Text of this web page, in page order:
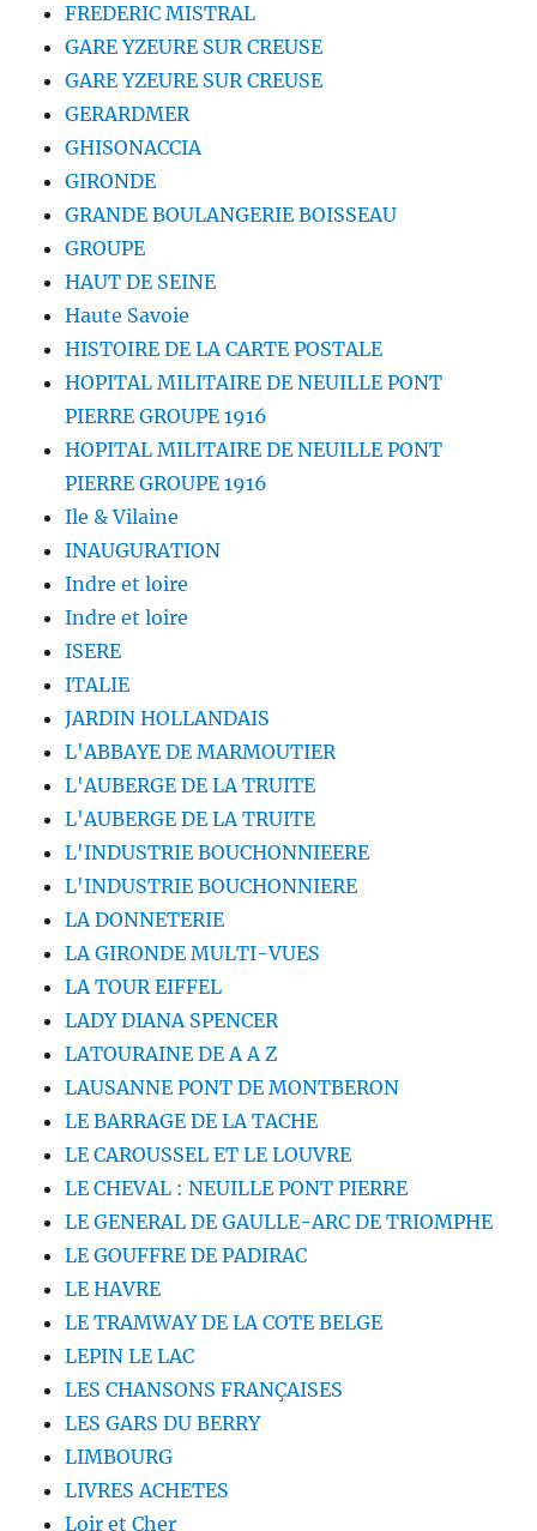
FREDERIC MISTRAL
GARE YZEURE SUR CREUSE
GARE YZEURE SUR CREUSE
GERARDMER
GHISONACCIA
GIRONDE
GRANDE BOULANGERIE BOISSEAU
GROUPE
HAUT DE SEINE
Haute Savoie
HISTOIRE DE LA CARTE POSTALE
HOPITAL MILITAIRE DE NEUILLE PONT
PIERRE GROUPE 1916
HOPITAL MILITAIRE DE NEUILLE PONT
PIERRE GROUPE 1916
Ile & Vilaine
INAUGURATION
Indre et loire
Indre et loire
ISERE
ITALIE
JARDIN HOLLANDAIS
L'ABBAYE DE MARMOUTIER
L'AUBERGE DE LA TRUITE
L'AUBERGE DE LA TRUITE
L'INDUSTRIE BOUCHONNIEERE
L'INDUSTRIE BOUCHONNIERE
LA DONNETERIE
LA GIRONDE MULTI-VUES
LA TOUR EIFFEL
LADY DIANA SPENCER
LATOURAINE DE A A Z
LAUSANNE PONT DE MONTBERON
LE BARRAGE DE LA TACHE
LE CAROUSSEL ET LE LOUVRE
LE CHEVAL : NEUILLE PONT PIERRE
LE GENERAL DE GAULLE-ARC DE TRIOMPHE
LE GOUFFRE DE PADIRAC
LE HAVRE
LE TRAMWAY DE LA COTE BELGE
LEPIN LE LAC
LES CHANSONS FRANÇAISES
LES GARS DU BERRY
LIMBOURG
LIVRES ACHETES
Loir et Cher